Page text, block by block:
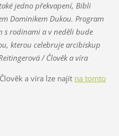
jedno překvapení, Bibli
Dominikem Dukou. Program
s rodinami a v neděli bude
kterou celebruje arcibiskup
/ Člověk a víra
a víra lze najít na tomto